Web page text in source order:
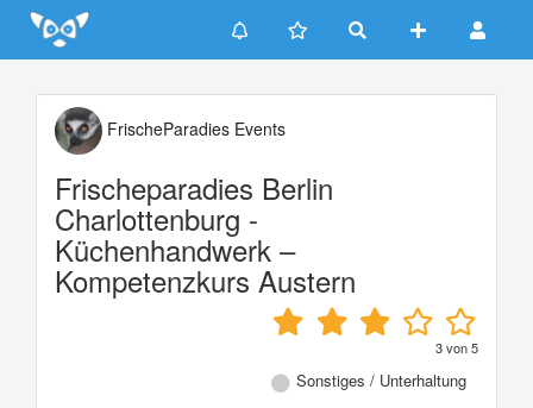
Update cookies preferences
FrischeParadies Events
Frischeparadies Berlin
Charlottenburg -
Küchenhandwerk –
Kompetenzkurs Austern
3von5
Sonstiges / Unterhaltung